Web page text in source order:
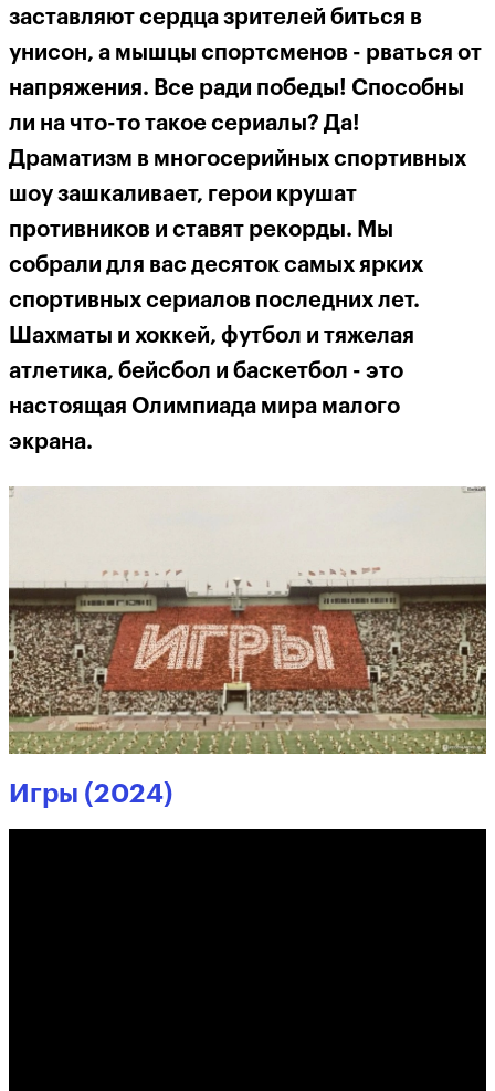
заставляют сердца зрителей биться в
унисон, а мышцы спортсменов - рваться от
напряжения. Все ради победы! Способны
ли на что-то такое сериалы? Да!
Драматизм в многосерийных спортивных
шоу зашкаливает, герои крушат
противников и ставят рекорды. Мы
собрали для вас десяток самых ярких
спортивных сериалов последних лет.
Шахматы и хоккей, футбол и тяжелая
атлетика, бейсбол и баскетбол - это
настоящая Олимпиада мира малого
экрана.
Игры (2024)